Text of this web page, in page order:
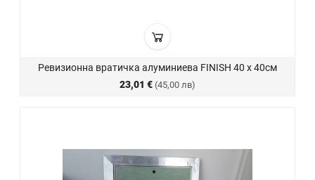
Ревизионна вратичка алуминиева FINISH 40 х 40см
23,01 € (45,00 лв)